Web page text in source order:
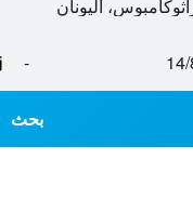
-
بحث